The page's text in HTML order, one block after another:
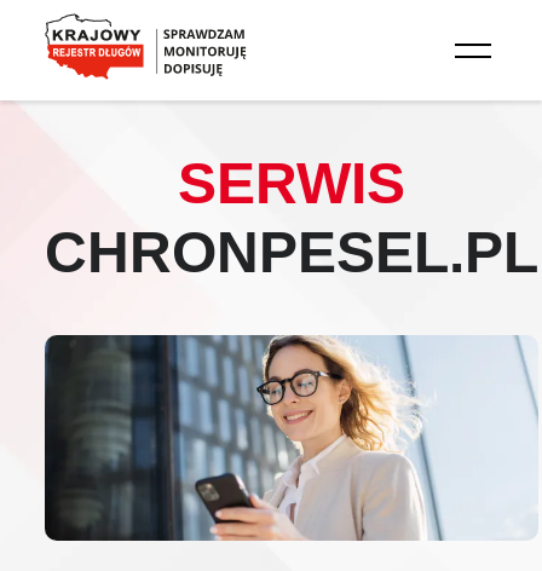
Przejdź do treści głównej
SERWIS
CHRONPESEL.PL